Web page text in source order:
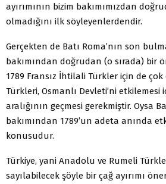
ayırımının bizim bakımımızdan
olmadığını ilk söyleyenlerdendir.
Gerçekten de Batı Roma’nın son
bakımından doğrudan (o sırada) bir
1789 Fransız İhtilali Türkler için de
Türkleri, Osmanlı Devleti’ni etkilemesi
aralığının geçmesi gerekmiştir. Oysa
bakımından 1789’un adeta anında
konusudur.
Türkiye, yani Anadolu ve Rumeli
sayılabilecek şöyle bir çağ ayırımı